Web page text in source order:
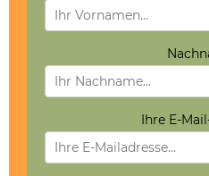
Ihre E-